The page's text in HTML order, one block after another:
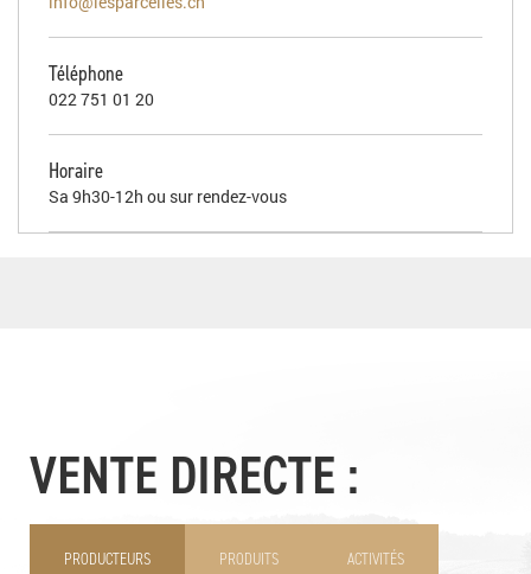
Téléphone
022 751 01 20
Horaire
Sa 9h30-12h ou sur rendez-vous
VENTE DIRECTE :
PRODUCTEURS PRODUITS ACTIVITÉS